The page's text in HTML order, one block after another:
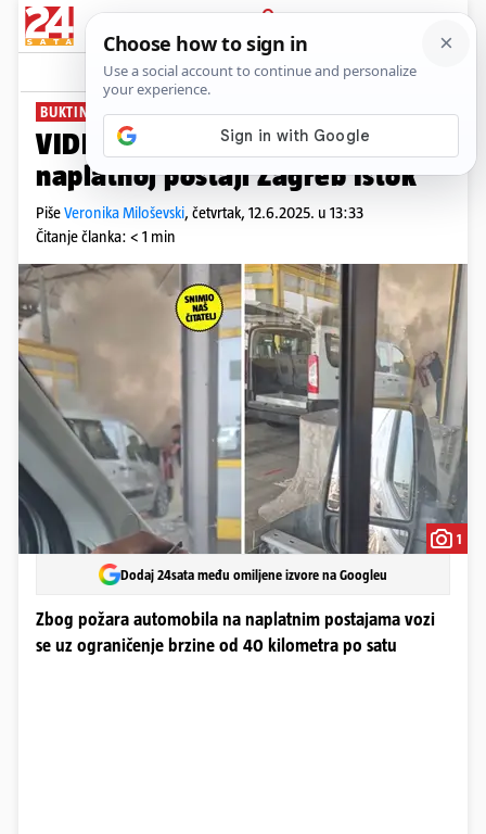
PRIJAVA
News Komentari
BUKTINJA NA A3
VIDEO Zapalio se auto na
naplatnoj postaji Zagreb Istok
PišeVeronika Miloševski, četvrtak, 12.6.2025. u 13:33
Čitanje članka: < 1 min
1
Dodaj 24sata među omiljene izvore na Googleu
Zbog požara automobila na naplatnim postajama vozi
se uz ograničenje brzine od 40 kilometra po satu